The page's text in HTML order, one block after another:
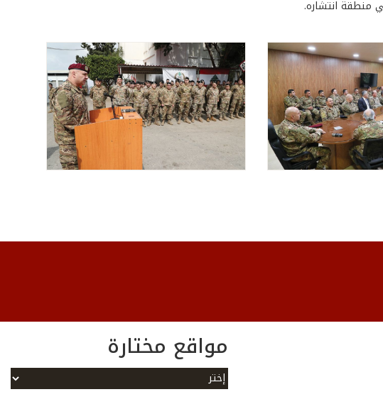
منطقة انتشاره.
مواقع مختارة